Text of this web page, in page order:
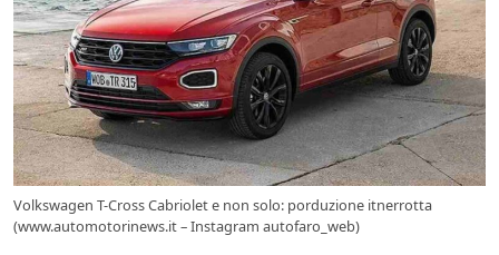
Volkswagen T-Cross Cabriolet e non solo: porduzione itnerrotta
(www.automotorinews.it – Instagram autofaro_web)